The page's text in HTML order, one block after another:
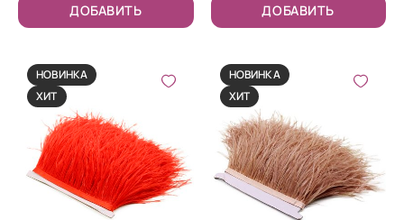
ДОБАВИТЬ ДОБАВИТЬ
НОВИНКА
ХИТ
НОВИНКА
ХИТ